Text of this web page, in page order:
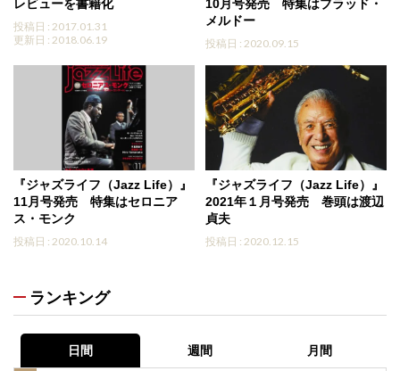
レビューを書籍化
投稿日 : 2017.01.31
更新日 : 2018.06.19
10月号発売 特集はブラッド・
メルドー
投稿日 : 2020.09.15
『ジャズライフ（Jazz Life）』
11月号発売 特集はセロニア
ス・モンク
投稿日 : 2020.10.14
『ジャズライフ（Jazz Life）』
2021年１月号発売 巻頭は渡辺
貞夫
投稿日 : 2020.12.15
ランキング
日間 週間 月間